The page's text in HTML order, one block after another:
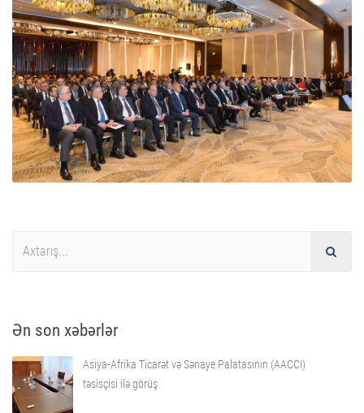
Ən son xəbərlər
Asiya-Afrika Ticarət və Sənaye Palatasının (AACCI)
təsisçisi ilə görüş